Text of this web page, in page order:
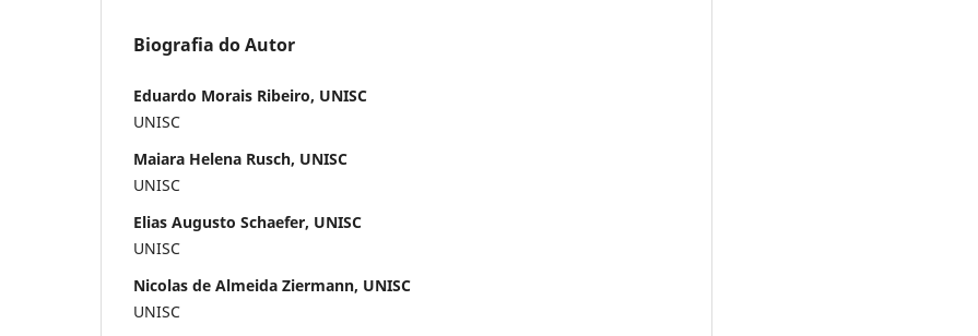
Biografia do Autor
Eduardo Morais Ribeiro, UNISC
UNISC
Maiara Helena Rusch, UNISC
UNISC
Elias Augusto Schaefer, UNISC
UNISC
Nicolas de Almeida Ziermann, UNISC
UNISC